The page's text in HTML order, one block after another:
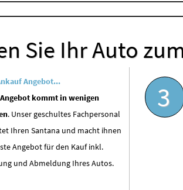
Sie Ihr Auto
Angebot...
kommt in wenigen
. Unser geschultes Fachpersonal
Ihren Santana und macht ihnen
Angebot für den Kauf inkl.
und Abmeldung Ihres Autos.
3